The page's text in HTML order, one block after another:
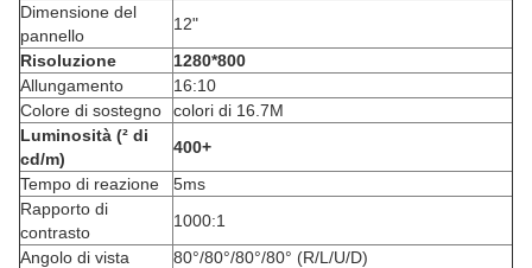
Dimensione del
pannello
12"
Risoluzione
1280*800
Allungamento
16:10
Colore di sostegno
colori di 16.7M
Luminosità (² di
cd/m)
400+
Tempo di reazione
5ms
Rapporto di
contrasto
1000:1
Angolo di vista
80°/80°/80°/80° (R/L/U/D)